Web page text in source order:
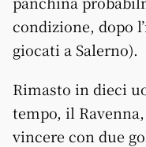
condizione, dopo
giocati a Salerno).
Rimasto in dieci
tempo, il
vincere con due